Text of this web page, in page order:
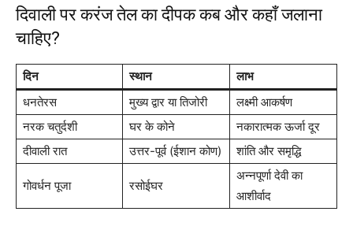
दिवाली पर करंज तेल का दीपक कब और कहाँ जलाना
चाहिए?
दिन स्थान
लाभ
धनतेरस
मुख्य द्वार या तिजोरी
लक्ष्मी आकर्षण
नरक चतुर्दशी
घर के कोने
नकारात्मक ऊर्जा दूर
दीवाली रात
उत्तर-पूर्व (ईशान कोण) शांति और समृद्धि
गोवर्धन पूजा रसोईघर
अन्नपूर्णा देवी का
आशीर्वाद